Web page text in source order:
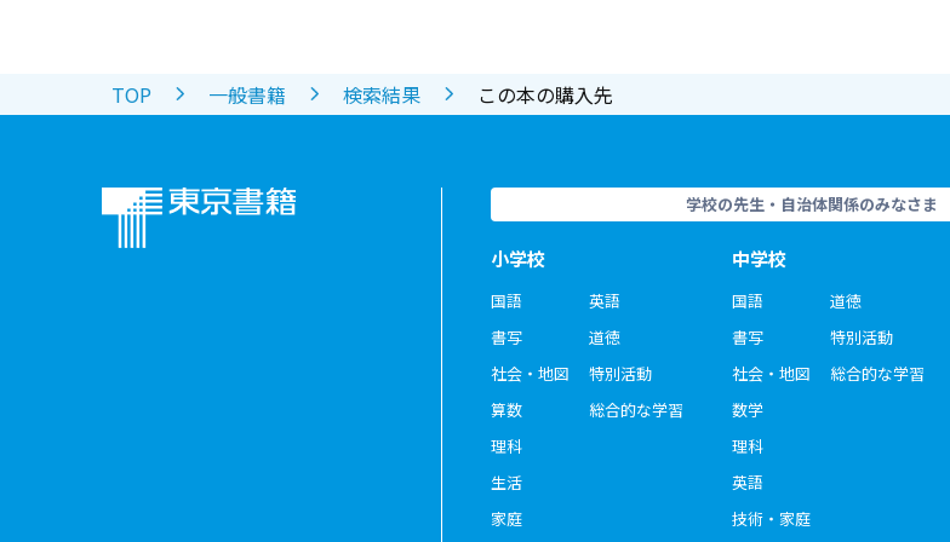
TOP 一般書籍 検索結果 この本の購入先
学校の先生・自治体関係のみなさま
小学校
国語
書写
社会・地図
算数
理科
生活
家庭
英語
道徳
特別活動
総合的な学習
中学校
国語
書写
社会・地図
数学
理科
英語
技術・家庭
道徳
特別活動
総合的な学習